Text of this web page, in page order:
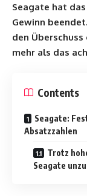
Seagate hat
Gewinn
den
mehr als das
Contents
Seagate:
Absatzzahlen
Trotz
Seagate